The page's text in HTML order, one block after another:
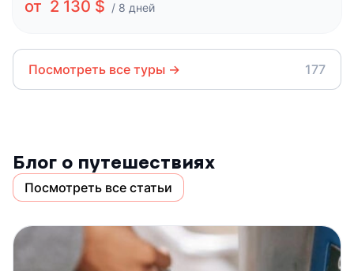
от 2 130 $ / 8 дней
Посмотреть все туры → 177
Блог о путешествиях
Посмотреть все статьи